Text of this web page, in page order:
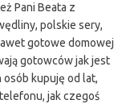
Pani Beata z
polskie sery,
gotowe domowej
gotowców jak jest
kupuję od lat,
jak czegoś